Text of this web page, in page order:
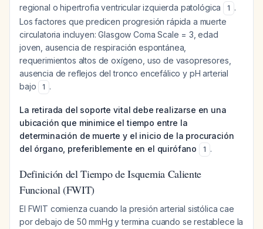
regional o hipertrofia ventricular izquierda patológica
1 .
Los factores que predicen progresión rápida a muerte
circulatoria incluyen: Glasgow Coma Scale = 3, edad
joven, ausencia de respiración espontánea,
requerimientos altos de oxígeno, uso de vasopresores,
ausencia de reflejos del tronco encefálico y pH arterial
bajo
1 .
La retirada del soporte vital debe realizarse en una
ubicación que minimice el tiempo entre la
determinación de muerte y el inicio de la procuración
del órgano, preferiblemente en el quirófano
1 .
Definición del Tiempo de Isquemia Caliente
Funcional (FWIT)
El FWIT comienza cuando la presión arterial sistólica cae
por debajo de 50 mmHg y termina cuando se restablece la